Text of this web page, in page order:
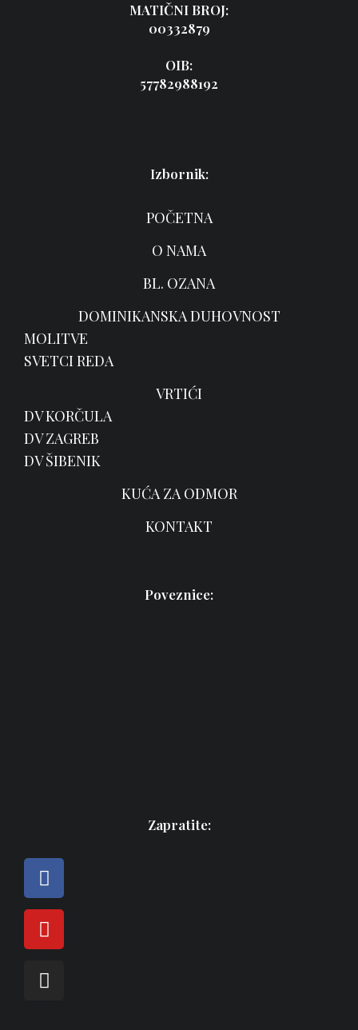
MATIČNI BROJ:
00332879
OIB:
57782988192
Izbornik:
POČETNA
O NAMA
BL. OZANA
DOMINIKANSKA DUHOVNOST
MOLITVE
SVETCI REDA
VRTIĆI
DV KORČULA
DV ZAGREB
DV ŠIBENIK
KUĆA ZA ODMOR
KONTAKT
Poveznice:
Zapratite: